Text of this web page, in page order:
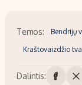
Temos: Bendrijų
Kraštovaizdžio
Dalintis: